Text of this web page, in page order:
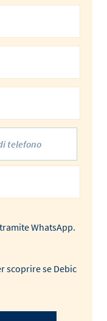
WhatsApp.
scoprire se Debic